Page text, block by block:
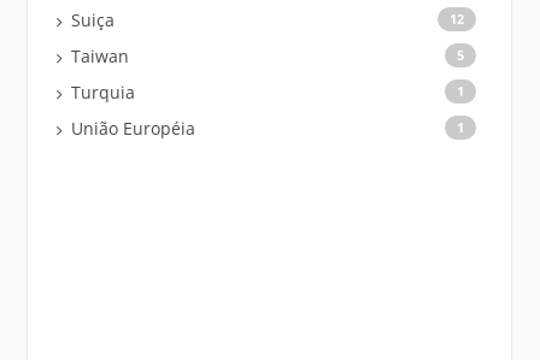
Suiça 12
Taiwan 5
Turquia 1
União Européia 1